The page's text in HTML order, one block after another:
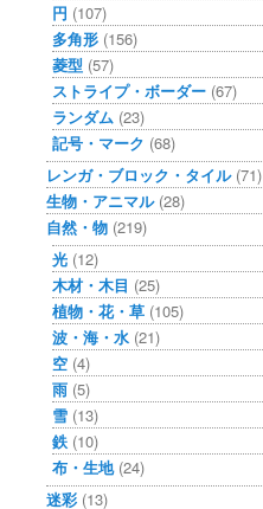
円 (107)
多角形 (156)
菱型 (57)
ストライプ・ボーダー (67)
ランダム (23)
記号・マーク (68)
レンガ・ブロック・タイル(71)
生物・アニマル(28)
自然・物 (219)
光 (12)
木材・木目 (25)
植物・花・草 (105)
波・海・水 (21)
空 (4)
雨 (5)
雪 (13)
鉄 (10)
布・生地(24)
迷彩 (13)